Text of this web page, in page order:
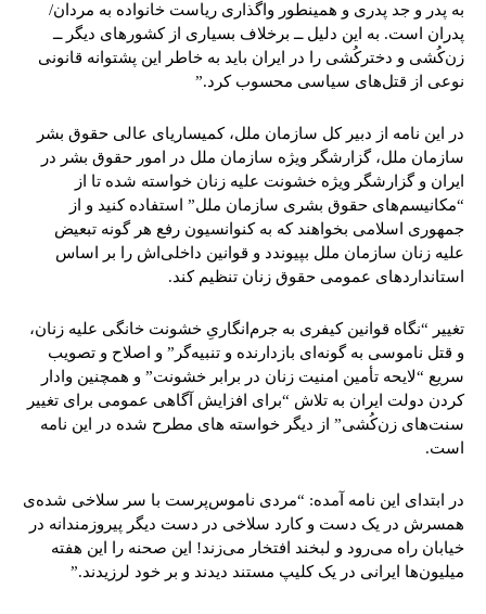
به پدر و جد پدری و همینطور واگذاری ریاست خانواده به مردان/
پدران است. به این دلیل ــ برخلاف بسیاری از کشورهای دیگر ــ
زن‌کُشی و دخترکُشی را در ایران باید به خاطر این پشتوانه قانونی
نوعی از قتل‌های سیاسی محسوب کرد.”
در این نامه از دبیر کل سازمان ملل، کمیساریای عالی حقوق بشر
سازمان ملل، گزارشگر ویژه سازمان ملل در امور حقوق بشر در
ایران و گزارشگر ویژه خشونت علیه زنان خواسته شده تا از
“مکانیسم‌های حقوق بشری سازمان ملل” استفاده کنید و از
جمهوری اسلامی بخواهند که به کنوانسیون رفع هر گونه تبعیض
علیه زنان سازمان ملل بپیوندد و قوانین داخلی‌اش را بر اساس
استانداردهای عمومی حقوق زنان تنظیم کند.
تغییر “نگاه قوانین کیفری به جرم‌انگاریِ خشونت خانگی علیه زنان،
و قتل ناموسی به گونه‌ای باز‌دارنده و تنبیه‌گر” و اصلاح و تصویب
سریع‌ “ﻻﯾﺤﻪ ﺗﺄﻣﯿﻦ اﻣﻨﯿﺖ زﻧﺎن در ﺑﺮاﺑﺮ ﺧﺸﻮﻧﺖ” و همچنین وادار
کردن دولت ایران به تلاش “برای افزایش آگاهی عمومی برای تغییر
سنت‌های زن‌کُشی” از دیگر خواسته های مطرح شده در این نامه
است.
در ابتدای این نامه آمده: “مردی ناموس‌پرست با سر سلاخی شده‌ی
همسرش در یک دست و کارد سلاخی در دست دیگر پیروزمندانه در
خیابان راه می‌رود و لبخند افتخار می‌زند! این صحنه را این هفته
میلیون‌ها ایرانی در یک کلیپ مستند دیدند و بر خود لرزیدند.”